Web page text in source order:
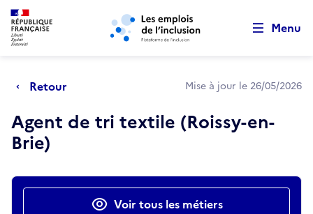
Aller au menu principal Aller au contenu principal
Menu
Retour Mise à jour le 26/05/2026
Agent de tri textile (Roissy-en-
Brie)
Actions rapidesVoir tous les métiers
Retour au début de la page
Panneau de gestion des cookies